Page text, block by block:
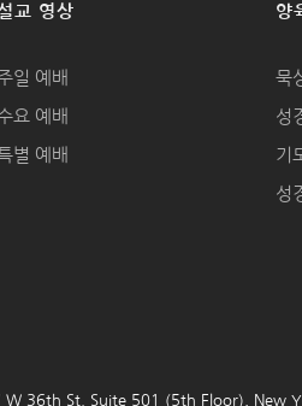
교 영상
일 예배
요 예배
별 예배
양
묵
성
기
성
W 36th St. Suite 501 (5th Floor), New